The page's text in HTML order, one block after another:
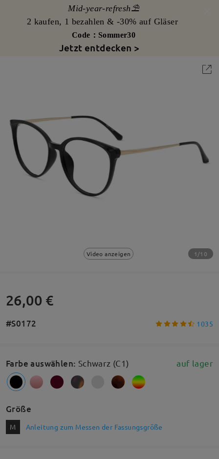
Mid-year-refresh⛱️
2 kaufen, 1 bezahlen & -30% auf Gläser
Code：Sommer30
Jetzt entdecken >
Video anzeigen 1/10
26,00 €
#S0172 1035
Farbe auswählen: Schwarz (C1) auf lager
Größe
M Anleitung zum Messen der Fassungsgröße